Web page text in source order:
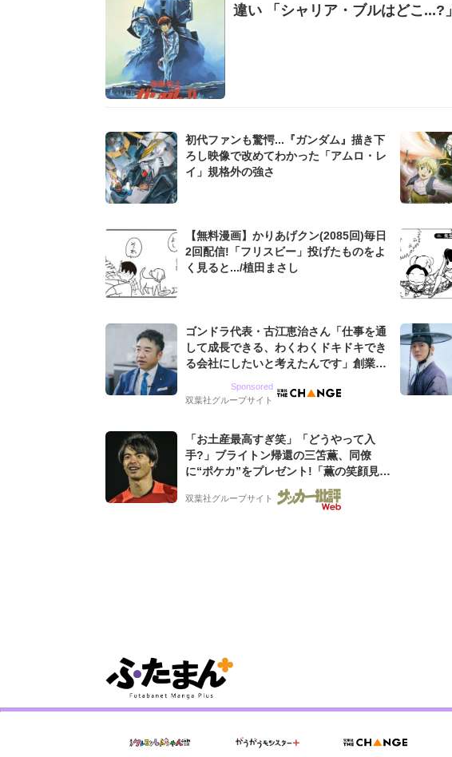
違い 「シャリア・ブルはどこ...?」
初代ファンも驚愕...『ガンダム』描き下
ろし映像で改めてわかった「アムロ・レ
イ」規格外の強さ
【無料漫画】かりあげクン(2085回)毎日
2回配信!「フリスビー」投げたものをよ
く見ると.../植田まさし
ゴンドラ代表・古江恵治さん「仕事を通
して成長できる、わくわくドキドキでき
る会社にしたいと考えたんです」創業来
グ会社のアイデンティティ
Sponsored
双葉社グループサイト
「お土産最高すぎ笑」「どうやって入
手?」ブライトン帰還の三笘薫、同僚
に“ポケカ”をプレゼント!「薫の笑顔見れ
てよかった」「大喜びのリュテル可愛す
ぎ」
双葉社グループサイト